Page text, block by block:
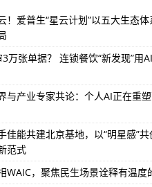
！爱普生“星云计划”以五大生态
万张单据？ 连锁餐饮“新发现”用
与产业专家共论：个人AI正在重
佳能共建北京基地，以“明星感”
范式
WAIC，聚焦民生场景诠释有温度